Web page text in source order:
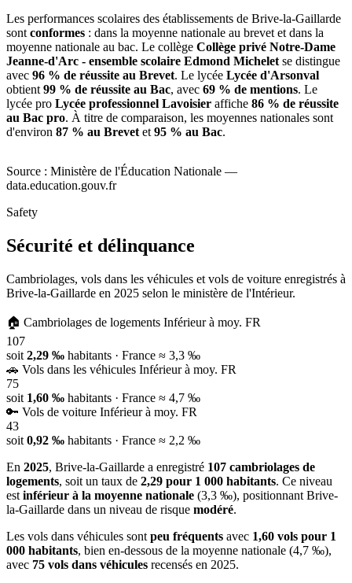
Les performances scolaires des établissements de Brive-la-Gaillarde
sont conformes : dans la moyenne nationale au brevet et dans la
moyenne nationale au bac. Le collège Collège privé Notre-Dame
Jeanne-d'Arc - ensemble scolaire Edmond Michelet se distingue
avec 96 % de réussite au Brevet. Le lycée Lycée d'Arsonval
obtient 99 % de réussite au Bac, avec 69 % de mentions. Le
lycée pro Lycée professionnel Lavoisier affiche 86 % de réussite
au Bac pro. À titre de comparaison, les moyennes nationales sont
d'environ 87 % au Brevet et 95 % au Bac.
Source : Ministère de l'Éducation Nationale —
data.education.gouv.fr
Safety
Sécurité et délinquance
Cambriolages, vols dans les véhicules et vols de voiture enregistrés à
Brive-la-Gaillarde en 2025 selon le ministère de l'Intérieur.
🏠 Cambriolages de logements Inférieur à moy. FR
107
soit 2,29 ‰ habitants · France ≈ 3,3 ‰
🚗 Vols dans les véhicules Inférieur à moy. FR
75
soit 1,60 ‰ habitants · France ≈ 4,7 ‰
🔑 Vols de voiture Inférieur à moy. FR
43
soit 0,92 ‰ habitants · France ≈ 2,2 ‰
En 2025, Brive-la-Gaillarde a enregistré 107 cambriolages de
logements, soit un taux de 2,29 pour 1 000 habitants. Ce niveau
est inférieur à la moyenne nationale (3,3 ‰), positionnant Brive-
la-Gaillarde dans un niveau de risque modéré.
Les vols dans véhicules sont peu fréquents avec 1,60 vols pour 1
000 habitants, bien en-dessous de la moyenne nationale (4,7 ‰),
avec 75 vols dans véhicules recensés en 2025.